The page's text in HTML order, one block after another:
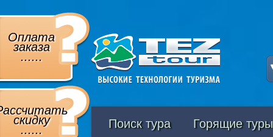
Оплата
заказа
......
скидку
...... Поиск тура Горящие туры